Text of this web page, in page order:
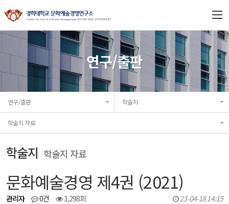
연구소 소개
연구과제
연구/출판
공지/소식
연구/출판
연구/출판 학술지
학술지 자료
학술지 학술지 자료
문화예술경영 제4권 (2021)
관리자 0건 1,298회 23-04-18 14:15